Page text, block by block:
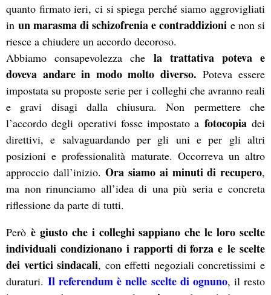
quanto firmato ieri, ci si spiega perché siamo aggrovigliati
in un marasma di schizofrenia e contraddizioni e non si
riesce a chiudere un accordo decoroso.
Abbiamo consapevolezza che la trattativa poteva e
doveva andare in modo molto diverso. Poteva essere
impostata su proposte serie per i colleghi che avranno reali
e gravi disagi dalla chiusura. Non permettere che
l’accordo degli operativi fosse impostato a fotocopiadei
direttivi, e salvaguardando per gli uni e per gli altri
posizioni e professionalità maturate. Occorreva un altro
approccio dall’inizio.Ora siamo ai minuti di recupero,
ma non rinunciamo all’idea di una più seria e concreta
riflessione da parte di tutti.
Però è giusto che i colleghi sappiano che le loro scelte
individuali condizionano i rapporti di forza e le scelte
dei vertici sindacali, con effetti negoziali concretissimi e
duraturi.Il referendum è nelle scelte di ognuno, il resto